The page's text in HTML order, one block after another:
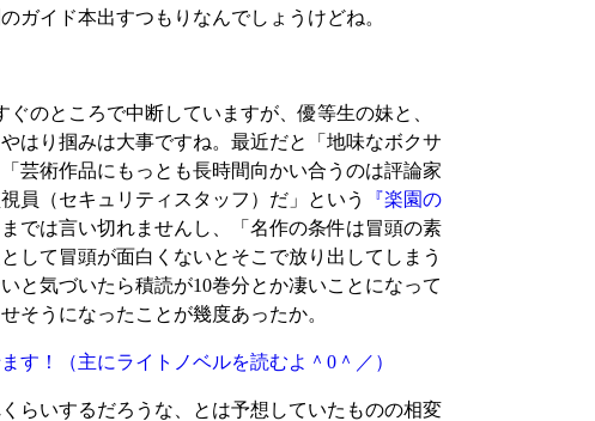
ガイド本出すつもりなんでしょうけどね。
のところで中断していますが、優等生の妹と、
はり掴みは大事ですね。最近だと「地味なボクサ
芸術作品にもっとも長時間向かい合うのは評論家
員（セキュリティスタッフ）だ」という
『楽園の
では言い切れませんし、「名作の条件は冒頭の素
して冒頭が面白くないとそこで放り出してしまう
と気づいたら積読が10巻分とか凄いことになって
うになったことが幾度あったか。
す！ （主にライトノベルを読むよ＾0＾／）
らいするだろうな、とは予想していたものの相変